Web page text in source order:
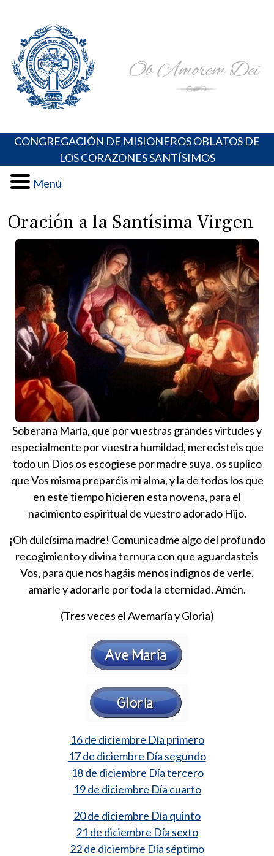
content
Portal de los Padres Oblatos. Advocaciones Marianas,
Oraciones, Música religiosa y más
CONGREGACIÓN DE MISIONEROS OBLATOS DE
LOS CORAZONES SANTÍSIMOS
Menú
Oración a la Santísima Virgen
Soberana María, que por vuestras grandes virtudes y
especialmente por vuestra humildad, merecisteis que
todo un Dios os escogiese por madre suya, os suplico
que Vos misma preparéis mi alma, y la de todos los que
en este tiempo hicieren esta novena, para el
nacimiento espiritual de vuestro adorado Hijo.
¡Oh dulcísima madre! Comunicadme algo del profundo
recogimiento y divina ternura con que aguardasteis
Vos, para que nos hagáis menos indignos de verle,
amarle y adorarle por toda la eternidad. Amén.
(Tres veces el Avemaría y Gloria)
16 de diciembre Día primero
17 de diciembre Día segundo
18 de diciembre Día tercero
19 de diciembre Día cuarto
20 de diciembre Día quinto
21 de diciembre Día sexto
22 de diciembre Día séptimo